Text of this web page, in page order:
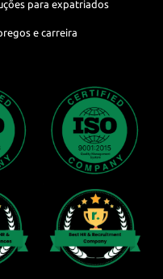
para expatriados
e carreira